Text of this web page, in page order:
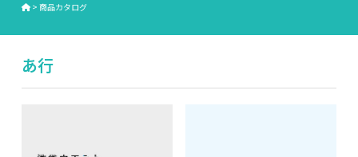
> 商品カタログ
あ行